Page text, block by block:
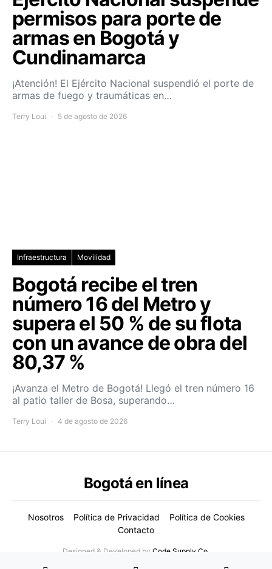
permisos para porte de
armas en Bogotá y
Cundinamarca
¡Atención! El Ejército Nacional suspendió el porte de
armas de fuego y traumáticas en…
Terry Loui 5 de agosto de 2026
Infraestructura Movilidad
Bogotá recibe el tren
número 16 del Metro y
supera el 50 % de su flota
con un avance de obra del
80,37 %
¡Avanza el Metro de Bogotá! Llegó el tren número 16
al patio taller de Bosa, superando…
Terry Loui 4 de agosto de 2026
Bogotá en línea
Nosotros Política de Privacidad
Política de Cookies
Contacto
Designed & Developed by Code Supply Co.